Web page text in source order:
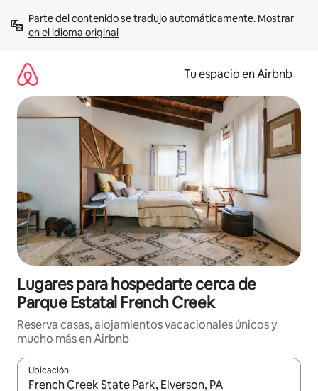
contenido
Parte del contenido se tradujo automáticamente. Mostrar
en el idioma original
Tu espacio en Airbnb
Lugares para hospedarte cerca de
Parque Estatal French Creek
Reserva casas, alojamientos vacacionales únicos y
mucho más en Airbnb
Ubicación
Cuando los resultados estén disponibles, podrás navegar